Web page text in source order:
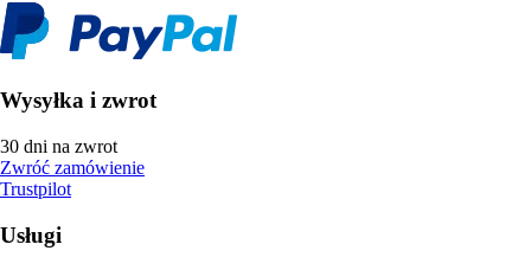
Wysyłka i zwrot
30 dni na zwrot
Zwróć zamówienie
Trustpilot
Usługi